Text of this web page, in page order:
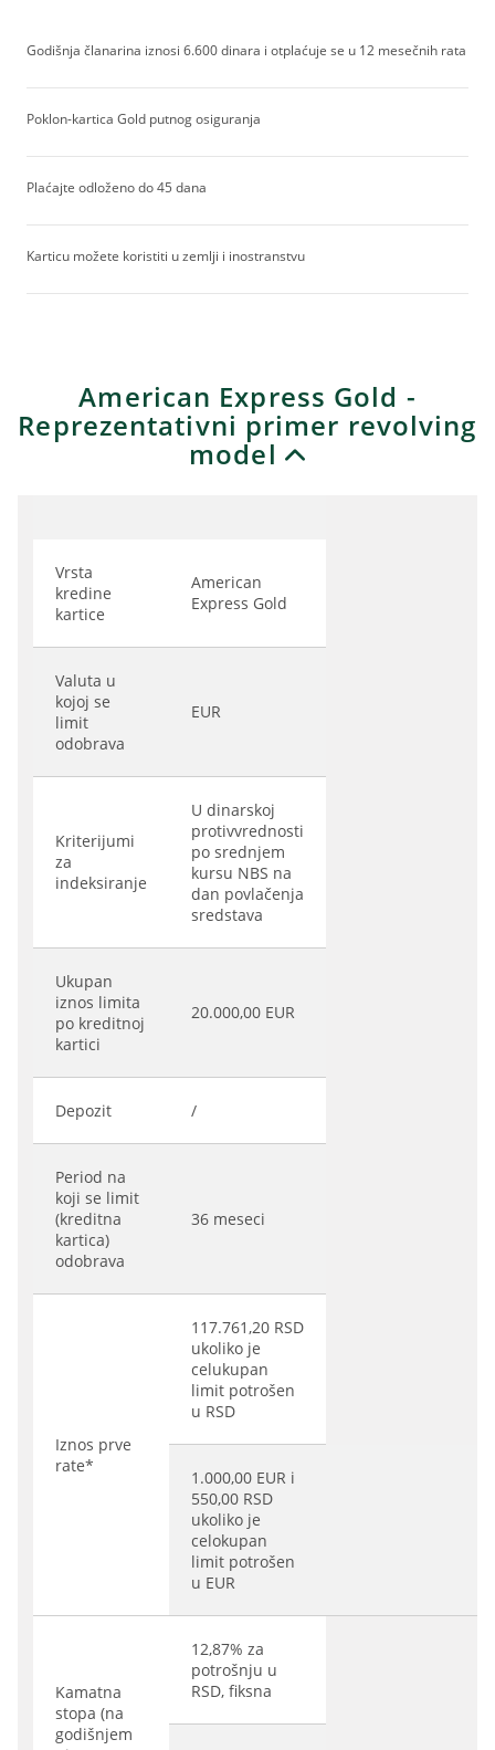
Godišnja članarina iznosi 6.600 dinara i otplaćuje se u 12 mesečnih rata
Poklon-kartica Gold putnog osiguranja
Plaćajte odloženo do 45 dana
Karticu možete koristiti u zemlji i inostranstvu
American Express Gold -
Reprezentativni primer revolving
model
Vrsta
kredine
kartice
American
Express Gold
Valuta u
kojoj se
limit
odobrava
EUR
Kriterijumi
za
indeksiranje
U dinarskoj
protivvrednosti
po srednjem
kursu NBS na
dan povlačenja
sredstava
Ukupan
iznos limita
po kreditnoj
kartici
20.000,00 EUR
Depozit /
Period na
koji se limit
(kreditna
kartica)
odobrava
36 meseci
Iznos prve
rate*
117.761,20 RSD
ukoliko je
celukupan
limit potrošen
u RSD
1.000,00 EUR i
550,00 RSD
ukoliko je
celokupan
limit potrošen
u EUR
Kamatna
stopa (na
godišnjem
12,87% za
potrošnju u
RSD, fiksna